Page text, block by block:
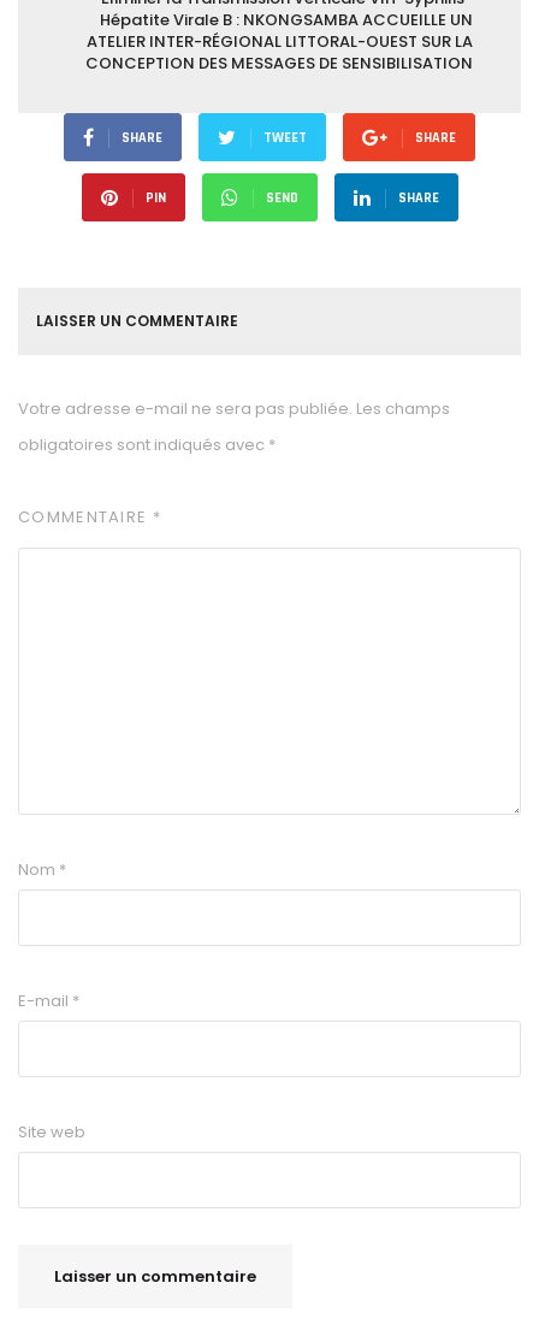
Hépatite Virale B : NKONGSAMBA ACCUEILLE UN
ATELIER INTER-RÉGIONAL LITTORAL-OUEST SUR LA
CONCEPTION DES MESSAGES DE SENSIBILISATION
SHARE TWEET SHARE
PIN SEND SHARE
LAISSER UN COMMENTAIRE
Votre adresse e-mail ne sera pas publiée. Les champs
obligatoires sont indiqués avec *
COMMENTAIRE *
Nom *
E-mail *
Site web